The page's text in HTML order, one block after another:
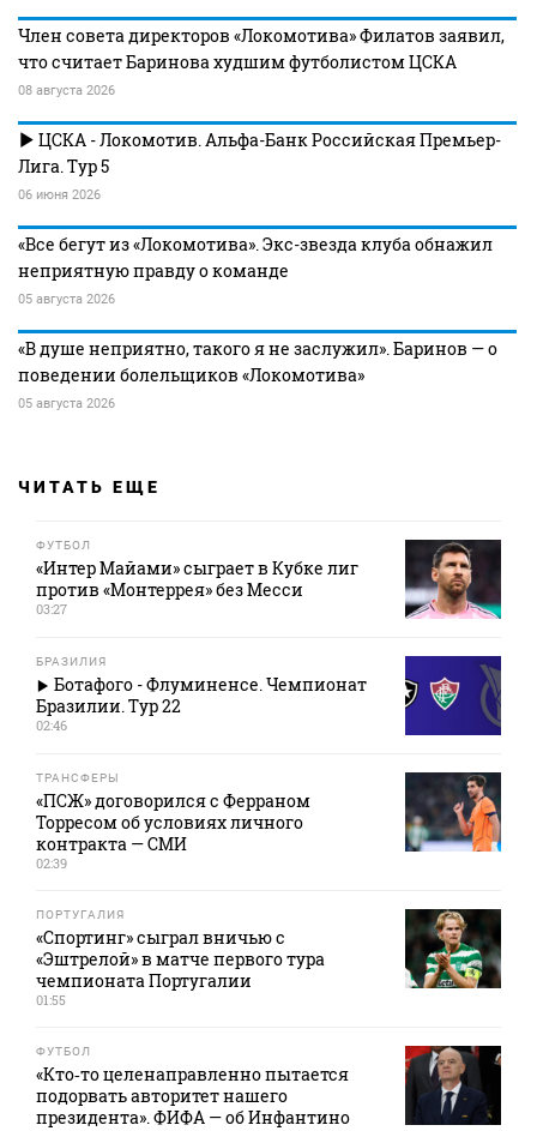
Член совета директоров «Локомотива» Филатов заявил,
что считает Баринова худшим футболистом ЦСКА
08 августа 2026
ЦСКА - Локомотив. Альфа-Банк Российская Премьер-
Лига. Тур 5
06 июня 2026
«Все бегут из «Локомотива». Экс-звезда клуба обнажил
неприятную правду о команде
05 августа 2026
«В душе неприятно, такого я не заслужил». Баринов — о
поведении болельщиков «Локомотива»
05 августа 2026
ЧИТАТЬ ЕЩЕ
ФУТБОЛ
«Интер Майами» сыграет в Кубке лиг
против «Монтеррея» без Месси
03:27
БРАЗИЛИЯ
Ботафого - Флуминенсе. Чемпионат
Бразилии. Тур 22
02:46
ТРАНСФЕРЫ
«ПСЖ» договорился с Ферраном
Торресом об условиях личного
контракта — СМИ
02:39
ПОРТУГАЛИЯ
«Спортинг» сыграл вничью с
«Эштрелой» в матче первого тура
чемпионата Португалии
01:55
ФУТБОЛ
«Кто‑то целенаправленно пытается
подорвать авторитет нашего
президента». ФИФА — об Инфантино